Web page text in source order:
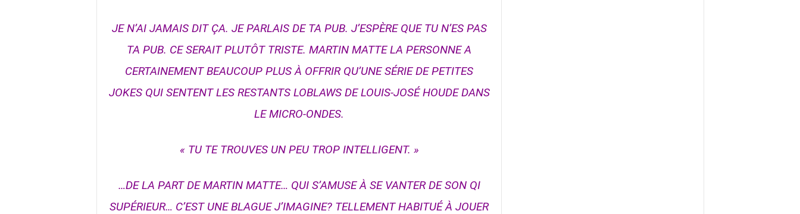
JE N’AI JAMAIS DIT ÇA. JE PARLAIS DE TA PUB. J’ESPÈRE QUE TU N’ES PAS
TA PUB. CE SERAIT PLUTÔT TRISTE. MARTIN MATTE LA PERSONNE A
CERTAINEMENT BEAUCOUP PLUS À OFFRIR QU’UNE SÉRIE DE PETITES
JOKES QUI SENTENT LES RESTANTS LOBLAWS DE LOUIS-JOSÉ HOUDE DANS
LE MICRO-ONDES.
« TU TE TROUVES UN PEU TROP INTELLIGENT. »
…DE LA PART DE MARTIN MATTE… QUI S’AMUSE À SE VANTER DE SON QI
SUPÉRIEUR… C’EST UNE BLAGUE J’IMAGINE? TELLEMENT HABITUÉ À JOUER